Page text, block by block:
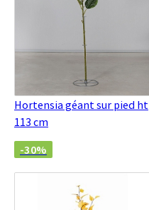
Hortensia géant sur pied ht
113 cm
-30%